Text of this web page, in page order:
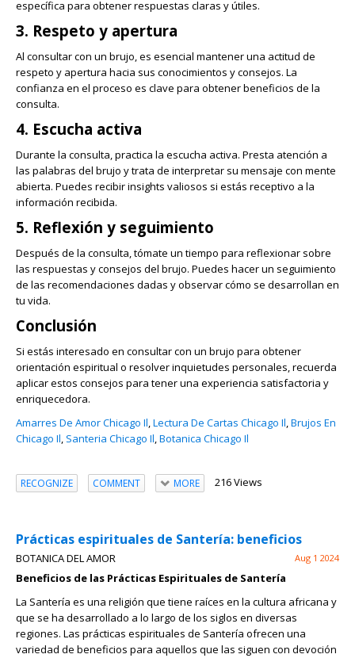
específica para obtener respuestas claras y útiles.
3. Respeto y apertura
Al consultar con un brujo, es esencial mantener una actitud de
respeto y apertura hacia sus conocimientos y consejos. La
confianza en el proceso es clave para obtener beneficios de la
consulta.
4. Escucha activa
Durante la consulta, practica la escucha activa. Presta atención a
las palabras del brujo y trata de interpretar su mensaje con mente
abierta. Puedes recibir insights valiosos si estás receptivo a la
información recibida.
5. Reflexión y seguimiento
Después de la consulta, tómate un tiempo para reflexionar sobre
las respuestas y consejos del brujo. Puedes hacer un seguimiento
de las recomendaciones dadas y observar cómo se desarrollan en
tu vida.
Conclusión
Si estás interesado en consultar con un brujo para obtener
orientación espiritual o resolver inquietudes personales, recuerda
aplicar estos consejos para tener una experiencia satisfactoria y
enriquecedora.
Amarres De Amor Chicago Il,Lectura De Cartas Chicago Il,Brujos En
Chicago Il, Santeria Chicago Il,Botanica Chicago Il
RECOGNIZE COMMENT MORE 216 Views
Prácticas espirituales de Santería: beneficios
BOTANICA DEL AMOR Aug 1 2024
Beneficios de las Prácticas Espirituales de Santería
La Santería es una religión que tiene raíces en la cultura africana y
que se ha desarrollado a lo largo de los siglos en diversas
regiones. Las prácticas espirituales de Santería ofrecen una
variedad de beneficios para aquellos que las siguen con devoción